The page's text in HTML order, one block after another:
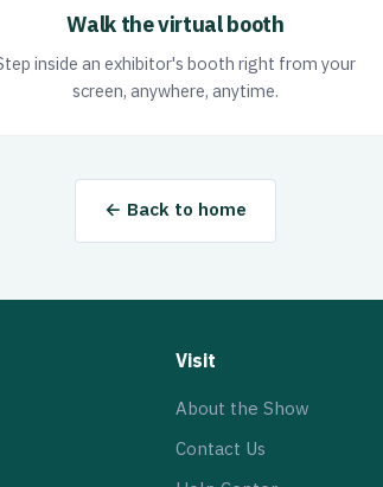
Walk the virtual booth
inside an exhibitor's booth right from your
screen, anywhere, anytime.
← Back to home
Visit
About the Show
Contact Us